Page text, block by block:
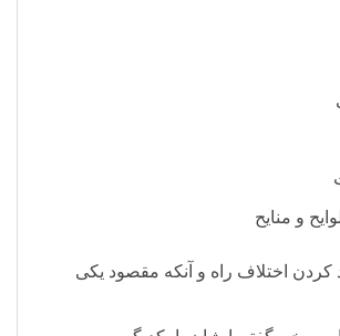
و منایح
کردن اختلاف راه و آنکه مقصود یکی